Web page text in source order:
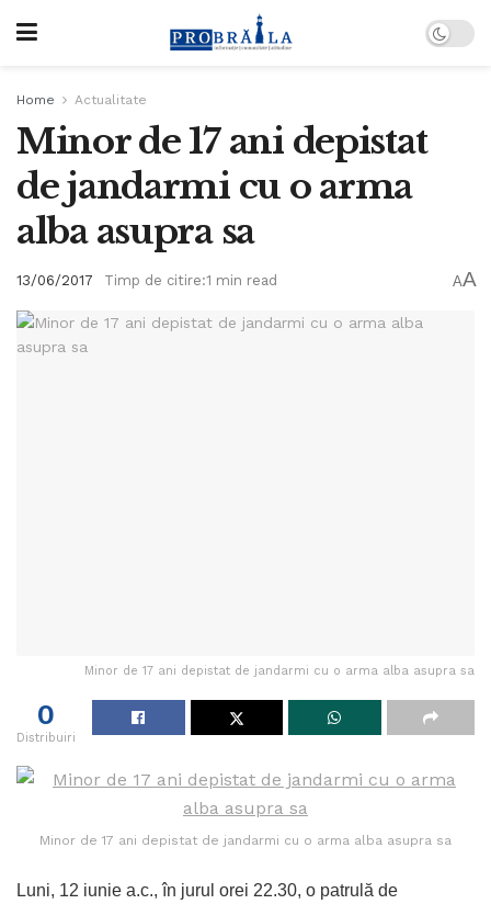
Home Actualitate
Minor de 17 ani depistat
de jandarmi cu o arma
alba asupra sa
13/06/2017 Timp de citire:1 min read AA
Minor de 17 ani depistat de jandarmi cu o arma alba asupra sa
0
Distribuiri
Minor de 17 ani depistat de jandarmi cu o arma alba asupra sa
Luni, 12 iunie a.c., în jurul orei 22.30, o patrulă de